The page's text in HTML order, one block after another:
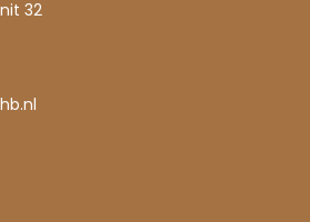
32